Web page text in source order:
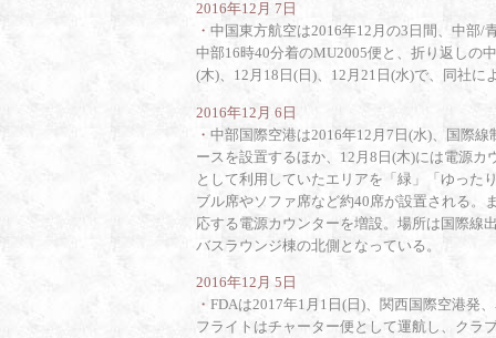
2016年12月 7日
・ 中国東方航空は2016年12月の3日間、中部/
中部16時40分着のMU2005便と、折り返しの
(木)、12月18日(日)、12月21日(水)で、同社
2016年12月 6日
・ 中部国際空港は2016年12月7日(水)、国際
ースを設置するほか、12月8日(木)には電源
として利用していたエリアを「緑」「ゆった
ブル席やソファ席など約40席が設置される。
応する電源カウンターを増設。場所は国際線
バスラウンジ棟の北側となっている。
2016年12月 5日
・ FDAは2017年1月1日(日)、関西国際空港発
フライトはチャーター便として運航し、クラ